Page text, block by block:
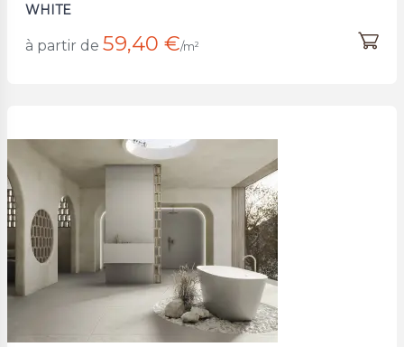
WHITE
à partir de 59,40 €/m²